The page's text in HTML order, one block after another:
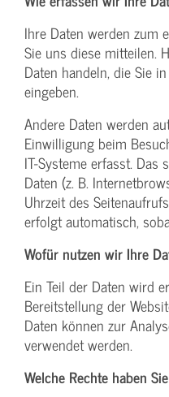
Ihre Daten werden zum
Sie uns diese mitteilen.
Daten handeln, die Sie
eingeben.
Andere Daten werden
Einwilligung beim
IT-Systeme erfasst.
Daten (z. B.
Uhrzeit des
erfolgt automatisch,
Wofür nutzen wir Ihre
Ein Teil der Daten wird
Bereitstellung der
Daten können zur
verwendet werden.
Welche Rechte haben